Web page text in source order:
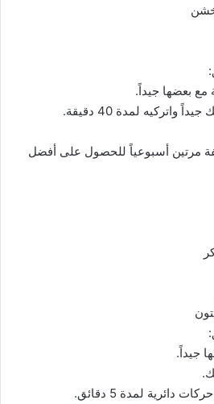
مع بعضها جيداً.
لمدة 40 دقيقة.
مرتين أسبوعياً للحصول على أفضل
جيداً.
دائرية لمدة 5 دقائق.